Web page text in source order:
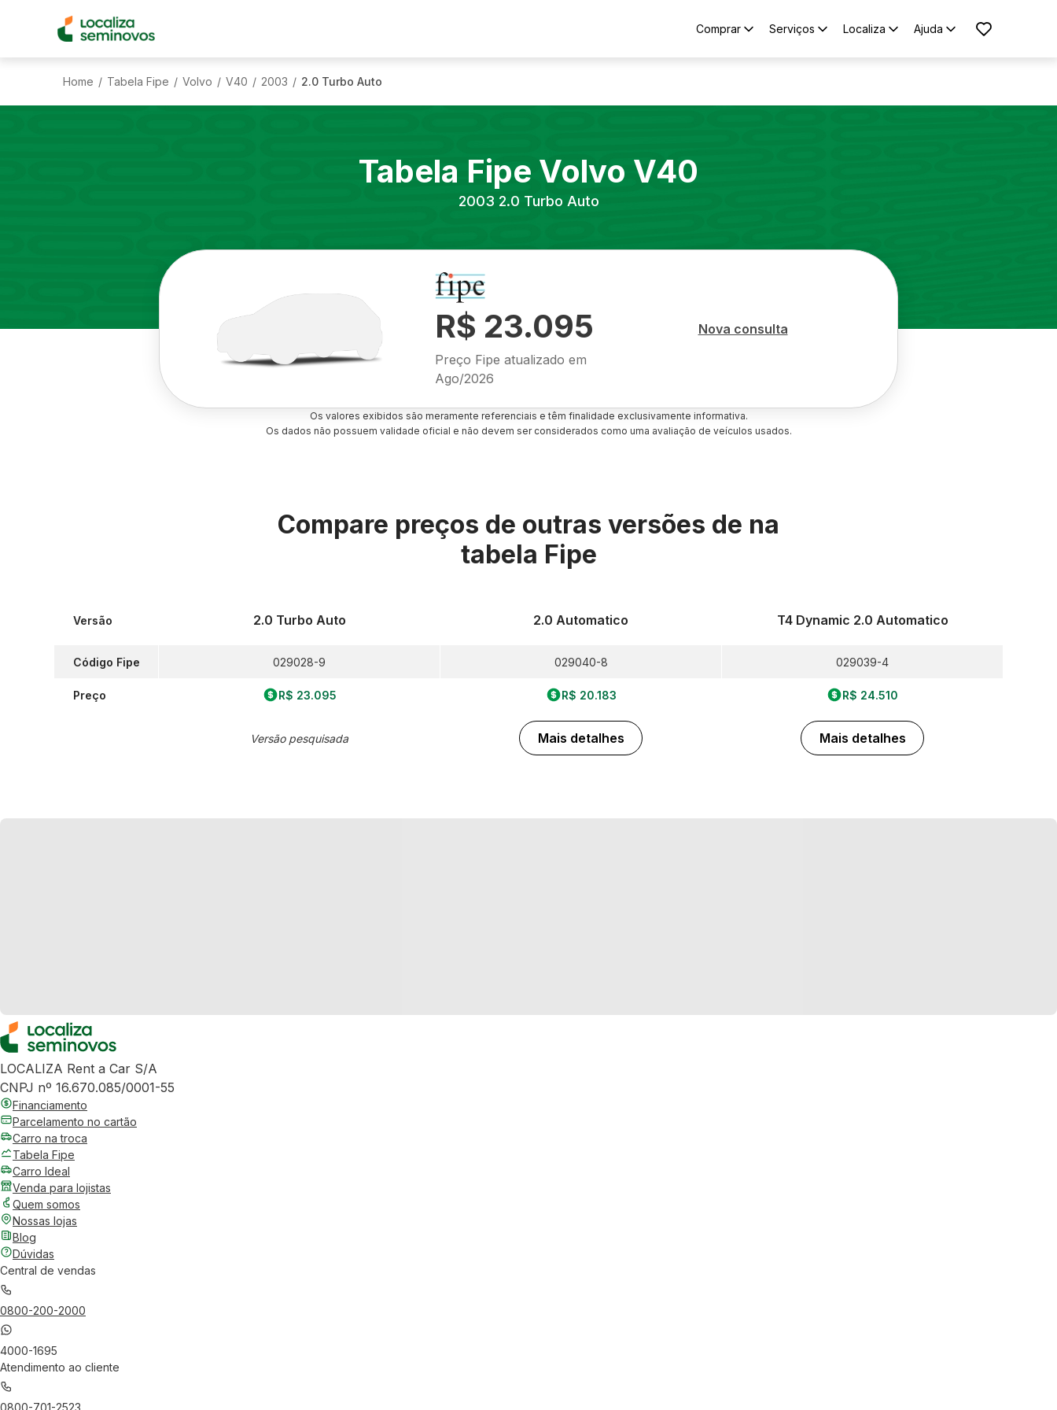
Comprar Serviços Localiza Ajuda
Home / Tabela Fipe / Volvo / V40 / 2003 / 2.0 Turbo Auto
Tabela Fipe Volvo V40
2003 2.0 Turbo Auto
R$ 23.095
Preço Fipe atualizado em
Ago/2026
Nova consulta
Os valores exibidos são meramente referenciais e têm finalidade exclusivamente informativa.
Os dados não possuem validade oficial e não devem ser considerados como uma avaliação de veículos usados.
Compare preços de outras versões de na
tabela Fipe
Versão
Código Fipe
Preço
2.0 Turbo Auto
029028-9
R$ 23.095
Versão pesquisada
2.0 Automatico
029040-8
R$ 20.183
Mais detalhes
T4 Dynamic 2.0 Automatico
029039-4
R$ 24.510
Mais detalhes
LOCALIZA Rent a Car S/A
CNPJ nº 16.670.085/0001-55
Financiamento
Parcelamento no cartão
Carro na troca
Tabela Fipe
Carro Ideal
Venda para lojistas
Quem somos
Nossas lojas
Blog
Dúvidas
Central de vendas
0800-200-2000
4000-1695
Atendimento ao cliente
0800-701-2523